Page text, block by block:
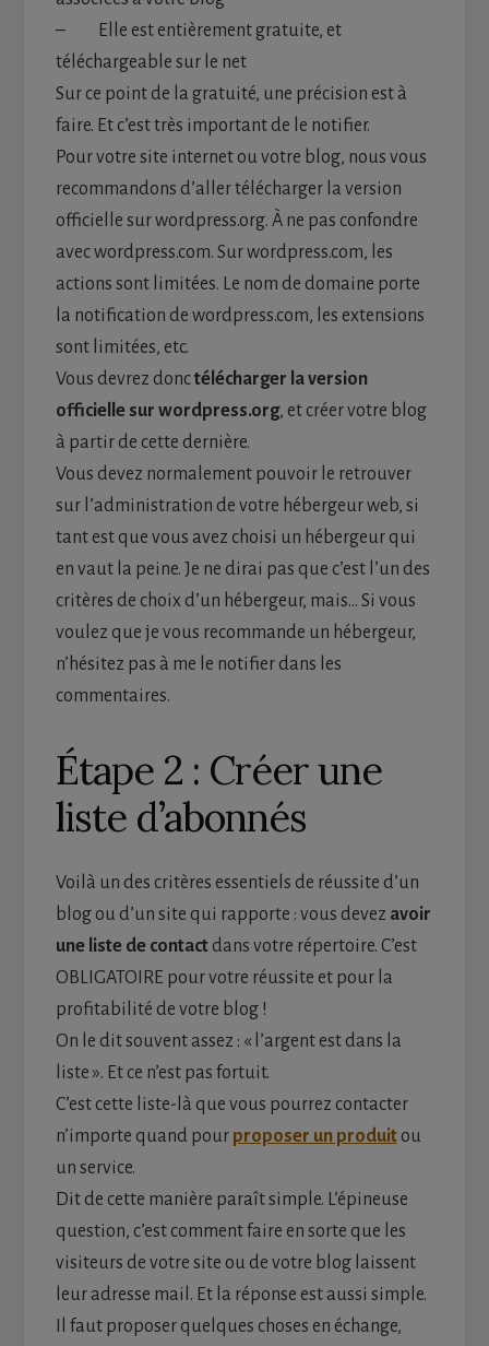
– Elle est entièrement gratuite, et
téléchargeable sur le net
Sur ce point de la gratuité, une précision est à
faire. Et c’est très important de le notifier.
Pour votre site internet ou votre blog, nous vous
recommandons d’aller télécharger la version
officielle sur wordpress.org. À ne pas confondre
avec wordpress.com. Sur wordpress.com, les
actions sont limitées. Le nom de domaine porte
la notification de wordpress.com, les extensions
sont limitées, etc.
Vous devrez donctélécharger la version
officielle sur wordpress.org, et créer votre blog
à partir de cette dernière.
Vous devez normalement pouvoir le retrouver
sur l’administration de votre hébergeur web, si
tant est que vous avez choisi un hébergeur qui
en vaut la peine. Je ne dirai pas que c’est l’un des
critères de choix d’un hébergeur, mais… Si vous
voulez que je vous recommande un hébergeur,
n’hésitez pas à me le notifier dans les
commentaires.
Étape 2 : Créer une
liste d’abonnés
Voilà un des critères essentiels de réussite d’un
blog ou d’un site qui rapporte : vous devez avoir
une liste de contactdans votre répertoire. C’est
OBLIGATOIRE pour votre réussite et pour la
profitabilité de votre blog !
On le dit souvent assez : « l’argent est dans la
liste ». Et ce n’est pas fortuit.
C’est cette liste-là que vous pourrez contacter
n’importe quand pour proposer un produitou
un service.
Dit de cette manière paraît simple. L’épineuse
question, c’est comment faire en sorte que les
visiteurs de votre site ou de votre blog laissent
leur adresse mail. Et la réponse est aussi simple.
Il faut proposer quelques choses en échange,